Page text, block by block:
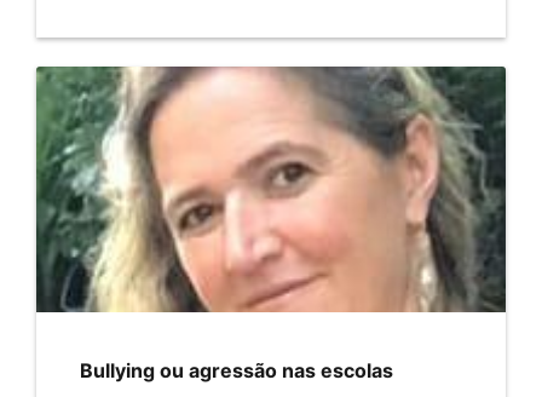
Bullying ou agressão nas escolas